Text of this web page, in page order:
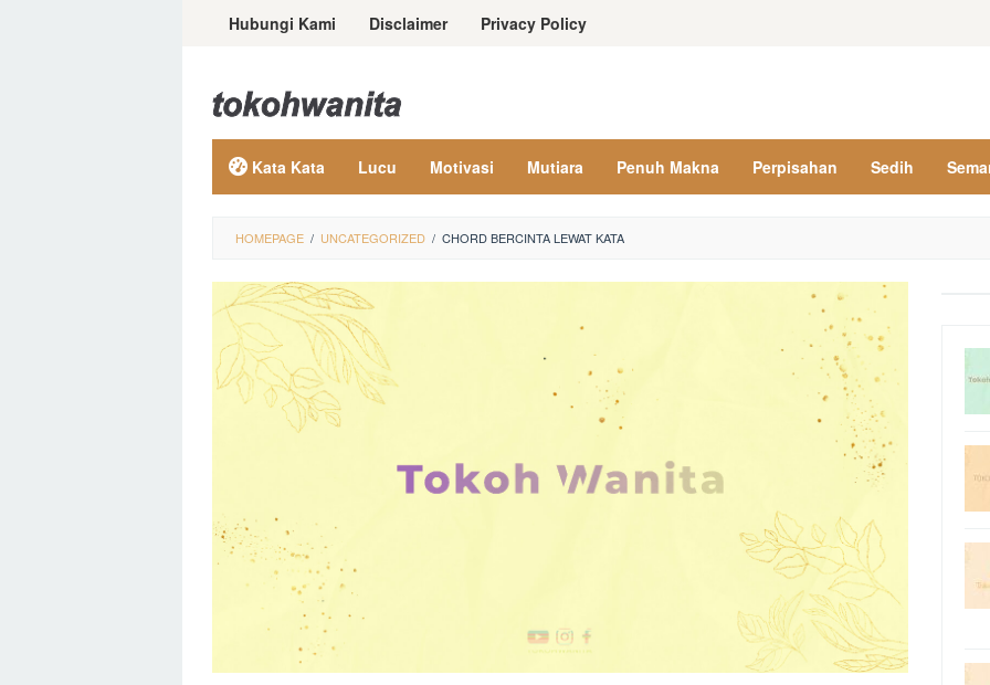
LoncatHubungi Kami Disclaimer Privacy Policy
Kata Kata Lucu Motivasi Mutiara Penuh Makna Perpisahan Sedih
HOMEPAGE / UNCATEGORIZED / CHORD BERCINTA LEWAT KATA